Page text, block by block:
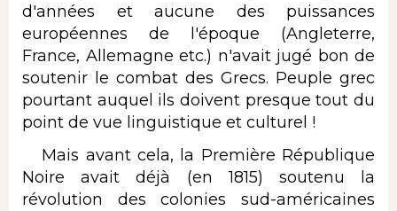
d'années et aucune des puissances
européennes de l'époque (Angleterre,
France, Allemagne etc.) n'avait jugé bon de
soutenir le combat des Grecs. Peuple grec
pourtant auquel ils doivent presque tout du
point de vue linguistique et culturel !
Mais avant cela, la Première République
Noire avait déjà (en 1815) soutenu la
révolution des colonies sud-américaines